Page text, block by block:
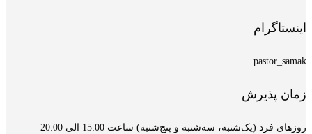
اینستاگرام
pastor_samak
زمان پذیرش
روزهای فرد (یک‌شنبه، سه‌شنبه و پنج‌شنبه) ساعت 15:00 الی 20:00